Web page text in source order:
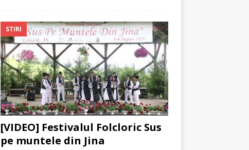
STIRI
[VIDEO] Festivalul Folcloric Sus
pe muntele din Jina